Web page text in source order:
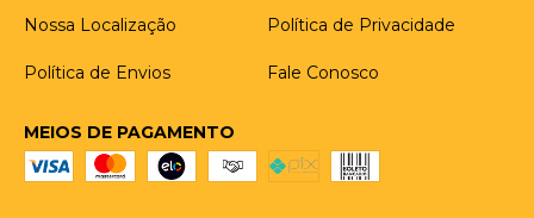
Nossa Localização Política de Privacidade
Política de Envios Fale Conosco
MEIOS DE PAGAMENTO